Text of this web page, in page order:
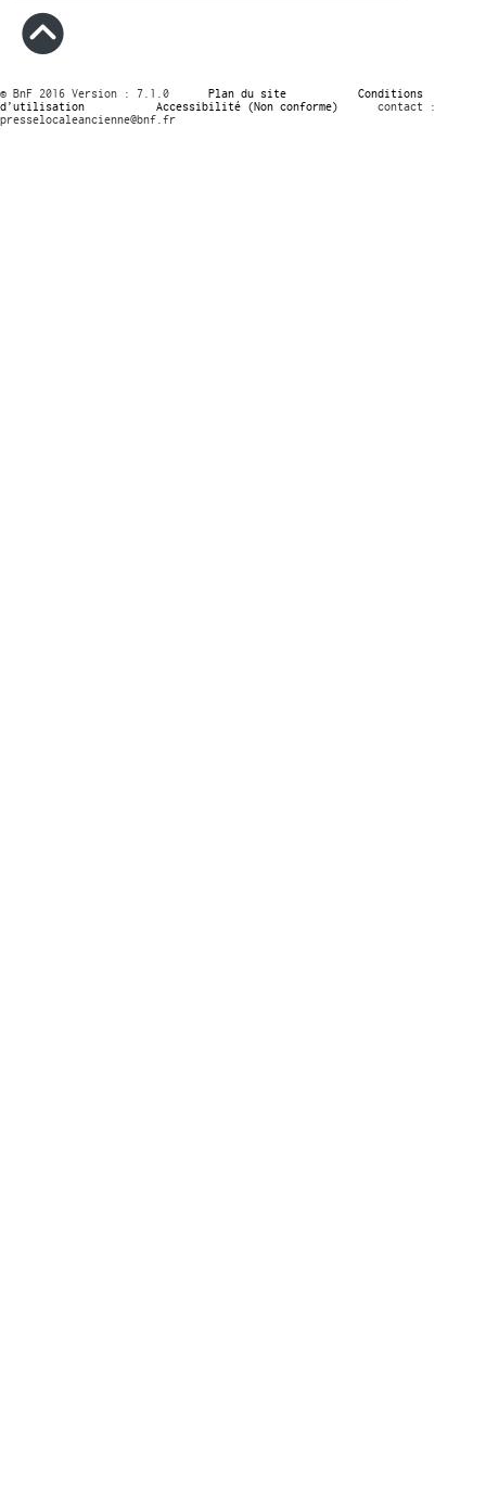
© BnF 2016 Version : 7.1.0 Plan du site
Conditions
d’utilisation
Accessibilité (Non conforme)
contact :
presselocaleancienne@bnf.fr